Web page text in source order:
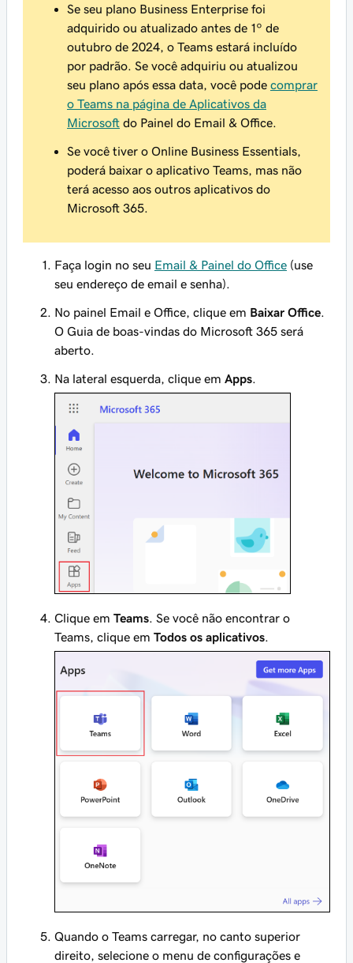
Se seu plano Business Enterprise foi
adquirido ou atualizado antes de 1º de
outubro de 2024, o Teams estará incluído
por padrão. Se você adquiriu ou atualizou
seu plano após essa data, você pode comprar
o Teams na página de Aplicativos da
Microsoft do Painel do Email & Office.
Se você tiver o Online Business Essentials,
poderá baixar o aplicativo Teams, mas não
terá acesso aos outros aplicativos do
Microsoft 365.
Faça login no seu Email & Painel do Office (use
seu endereço de email e senha).
No painel Email e Office, clique em Baixar Office
O Guia de boas-vindas do Microsoft 365 será
aberto.
Na lateral esquerda, clique em Apps
Clique em Teams . Se você não encontrar o
Teams, clique em Todos os aplicativos
Quando o Teams carregar, no canto superior
direito, selecione o menu de configurações e